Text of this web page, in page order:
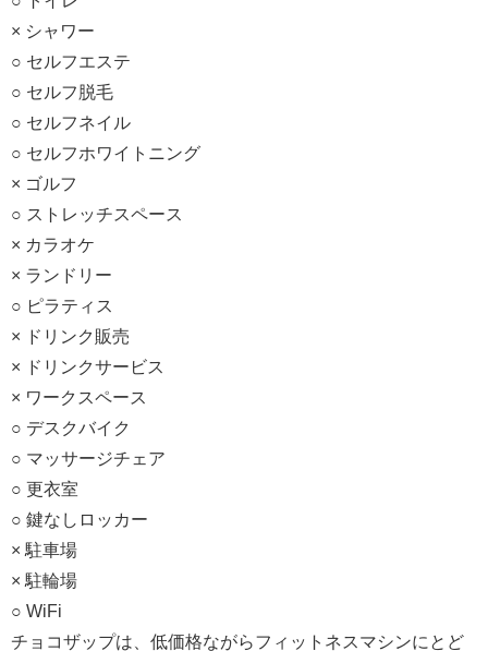
× シャワー
○ セルフエステ
○ セルフ脱毛
○ セルフネイル
○ セルフホワイトニング
× ゴルフ
○ ストレッチスペース
× カラオケ
× ランドリー
○ ピラティス
× ドリンク販売
× ドリンクサービス
× ワークスペース
○ デスクバイク
○ マッサージチェア
○ 更衣室
○ 鍵なしロッカー
× 駐車場
× 駐輪場
○ WiFi
チョコザップは、低価格ながらフィットネスマシンにとど